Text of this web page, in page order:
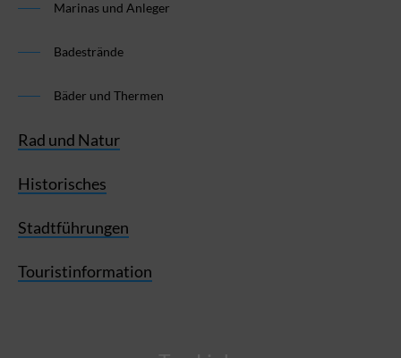
Marinas und Anleger
Badestrände
Bäder und Thermen
Rad und Natur
Historisches
Stadtführungen
Touristinformation